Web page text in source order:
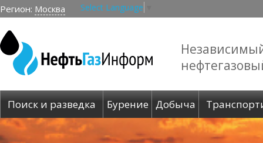
Регион: Москва Select Language
Поиск и разведка Бурение Добыча